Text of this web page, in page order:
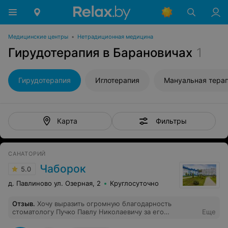
Медицинские центры • Нетрадиционная медицина
Гирудотерапия в Барановичах 1
Гирудотерапия Иглотерапия Мануальная
Карта Фильтры
САНАТОРИЙ
5.0 Чаборок
д. Павлиново ул. Озерная, 2 Круглосуточно
Отзыв. Хочу выразить огромную благодарность
стоматологу Пучко Павлу Николаевичу за его
Еще